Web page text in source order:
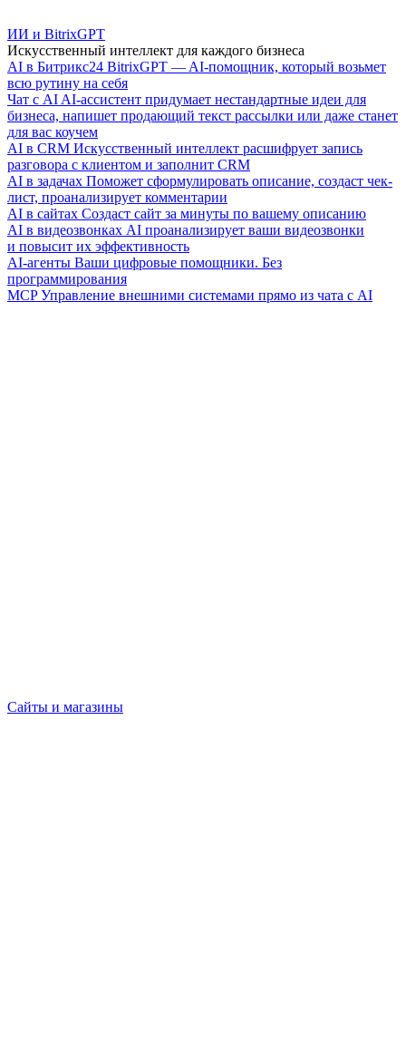
ИИ и BitrixGPT
Искусственный интеллект для каждого бизнеса
AI в Битрикс24 BitrixGPT — AI-помощник, который возьмет
всю рутину на себя
Чат с AI AI-ассистент придумает нестандартные идеи для
бизнеса, напишет продающий текст рассылки или даже станет
для вас коучем
AI в CRM Искусственный интеллект расшифрует запись
разговора с клиентом и заполнит CRM
AI в задачах Поможет сформулировать описание, создаст чек-
лист, проанализирует комментарии
AI в сайтах Создаст сайт за минуты по вашему описанию
AI в видеозвонках AI проанализирует ваши видеозвонки
и повысит их эффективность
AI-агенты Ваши цифровые помощники. Без
программирования
MCP Управление внешними системами прямо из чата с AI
Сайты и магазины